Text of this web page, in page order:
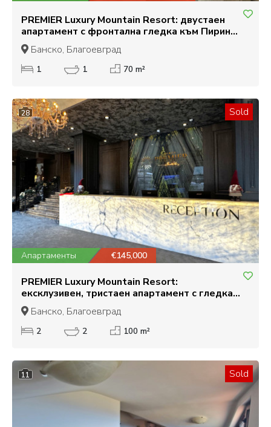
PREMIER Luxury Mountain Resort: двустаен
апартамент с фронтална гледка към Пирин
планина за продажба в Банско
Банско, Благоевград
1 1 70 m²
28 Sold
Апартаменты €145,000
PREMIER Luxury Mountain Resort:
ексклузивен, тристаен апартамент с гледка
към Пирин планина за продажба в Банско
Банско, Благоевград
2 2 100 m²
11 Sold